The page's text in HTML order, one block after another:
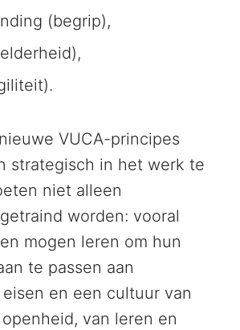
(begrip),
VUCA-principes
strategisch in het werk te
niet alleen
worden: vooral
mogen leren om hun
te passen aan
en een cultuur van
van leren en